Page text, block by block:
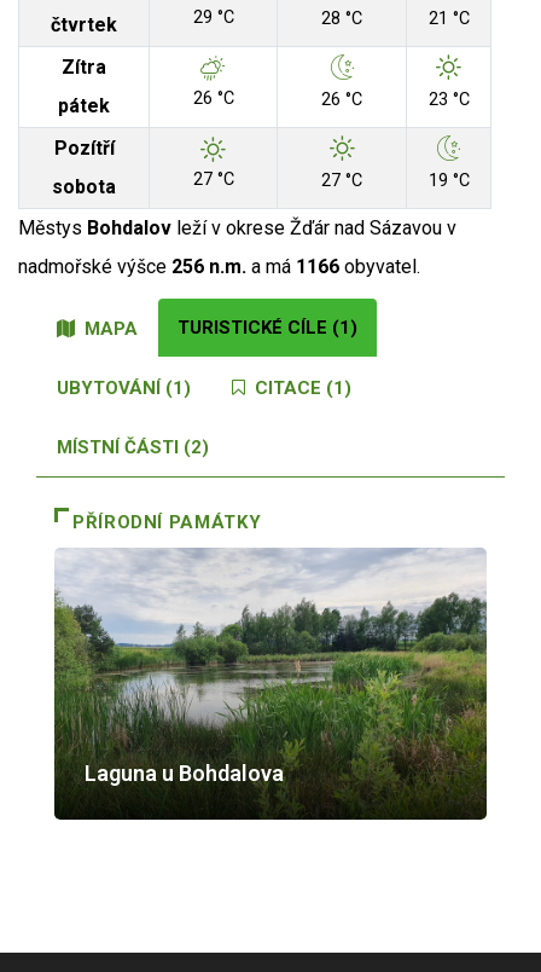
čtvrtek
29 °C 28 °C 21 °C
Zítra
pátek
26 °C 26 °C 23 °C
Pozítří
sobota
27 °C 27 °C 19 °C
Městys Bohdalov leží v okrese Žďár nad Sázavou v
nadmořské výšce 256 n.m. a má 1166 obyvatel.
MAPA TURISTICKÉ CÍLE (1)
UBYTOVÁNÍ (1) CITACE (1)
MÍSTNÍ ČÁSTI (2)
PŘÍRODNÍ PAMÁTKY
Laguna u Bohdalova